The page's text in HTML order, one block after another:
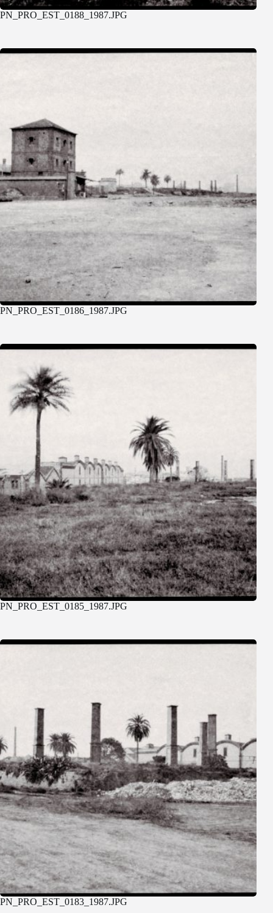
PN_PRO_EST_0188_1987.JPG
PN_PRO_EST_0186_1987.JPG
PN_PRO_EST_0185_1987.JPG
PN_PRO_EST_0183_1987.JPG